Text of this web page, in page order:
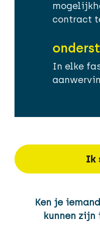
contract
In elke
Ik
Ken je
kunnen zijn